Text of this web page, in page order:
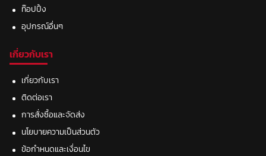
ท๊อปปิ้ง
อุปกรณ์อื่นๆ
เกี่ยวกับเรา
เกี่ยวกับเรา
ติดต่อเรา
การสั่งซื้อและจัดส่ง
นโยบายความเป็นส่วนตัว
ข้อกำหนดและเงื่อนไข